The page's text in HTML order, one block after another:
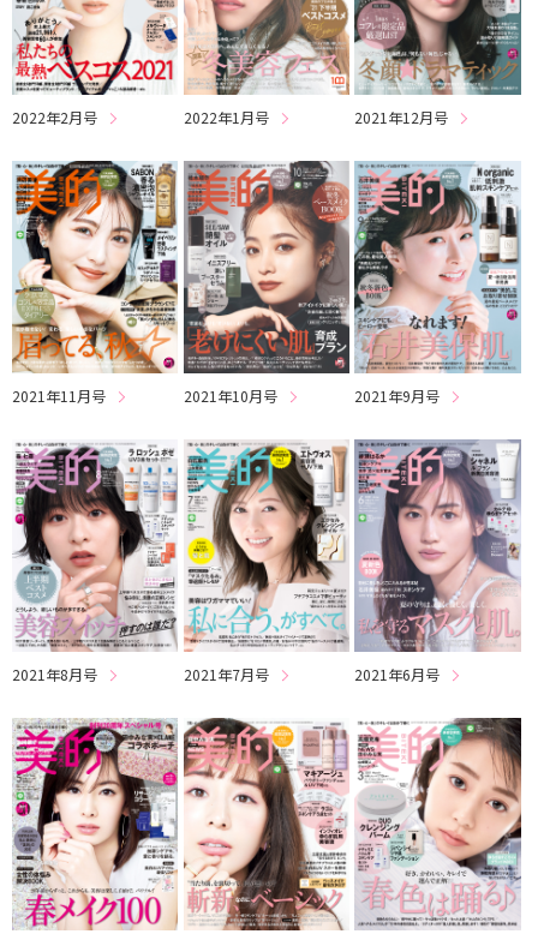
2022年2月号 2022年1月号 2021年12月号
2021年11月号 2021年10月号 2021年9月号
2021年8月号 2021年7月号 2021年6月号